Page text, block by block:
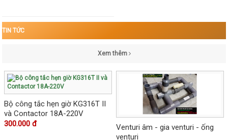
TIN TỨC
Xem thêm
Bộ công tắc hẹn giờ KG316T II
và Contactor 18A-220V
300.000 đ
Venturi âm - gia venturi - ống
venturi